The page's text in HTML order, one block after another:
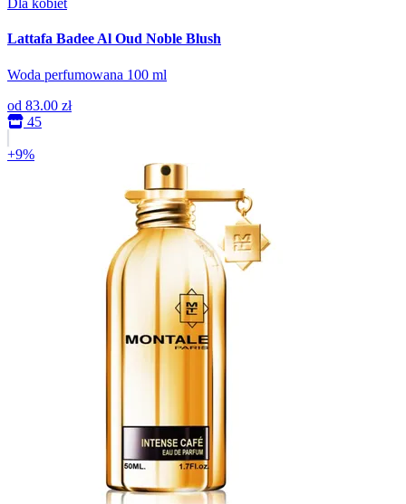
Dla kobiet
Lattafa Badee Al Oud Noble Blush
Woda perfumowana 100 ml
od 83.00 zł
45
+9%